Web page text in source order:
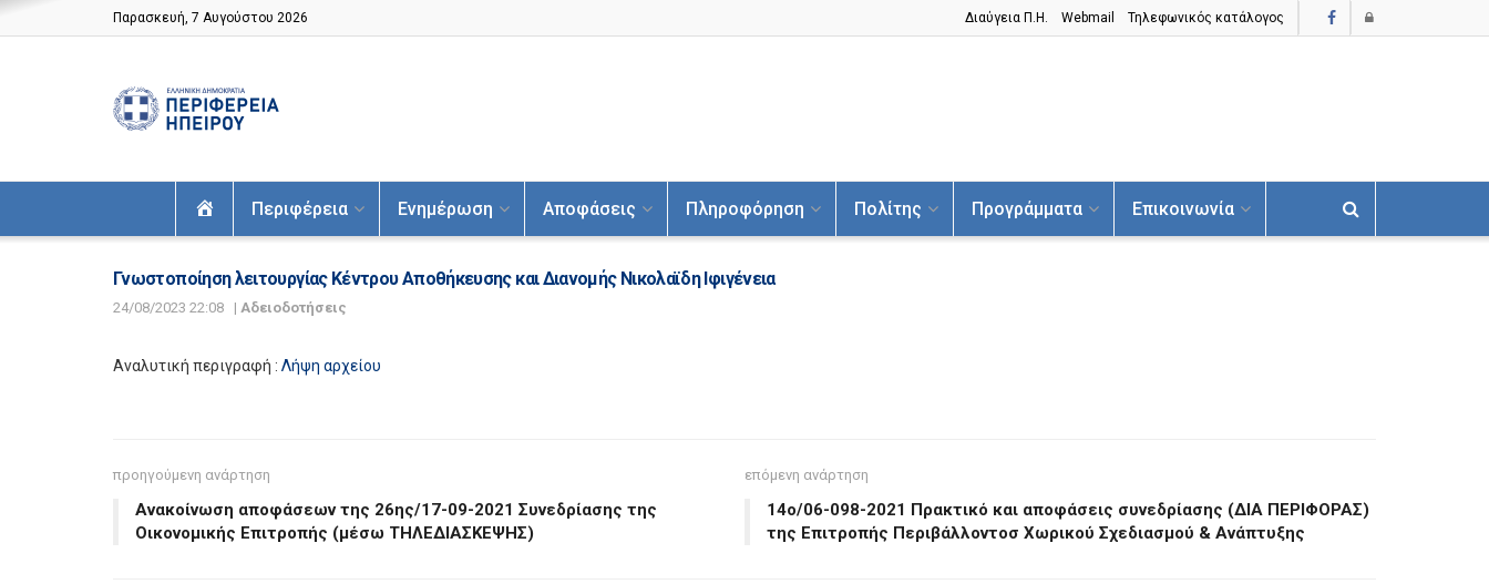
Παρασκευή, 7 Αυγούστου 2026 Διαύγεια Π.H. Webmail Τηλεφωνικός κατάλογος
ΑρχικήΠεριφέρεια Ενημέρωση Αποφάσεις Πληροφόρηση Πολίτης Προγράμματα Επικοινωνία
Γνωστοποίηση λειτουργίας Κέντρου Αποθήκευσης και Διανομής Νικολαϊδη Ιφιγένεια
24/08/2023 22:08 | Αδειοδοτήσεις
Αναλυτική περιγραφή : Λήψη αρχείου
προηγούμενη ανάρτηση
Ανακοίνωση αποφάσεων της 26ης/17-09-2021 Συνεδρίασης της
Οικονομικής Επιτροπής (μέσω ΤΗΛΕΔΙΑΣΚΕΨΗΣ)
επόμενη ανάρτηση
14ο/06-098-2021 Πρακτικό και αποφάσεις συνεδρίασης (ΔΙΑ ΠΕΡΙΦΟΡΑΣ)
της Επιτροπής Περιβάλλοντοσ Χωρικού Σχεδιασμού & Ανάπτυξης